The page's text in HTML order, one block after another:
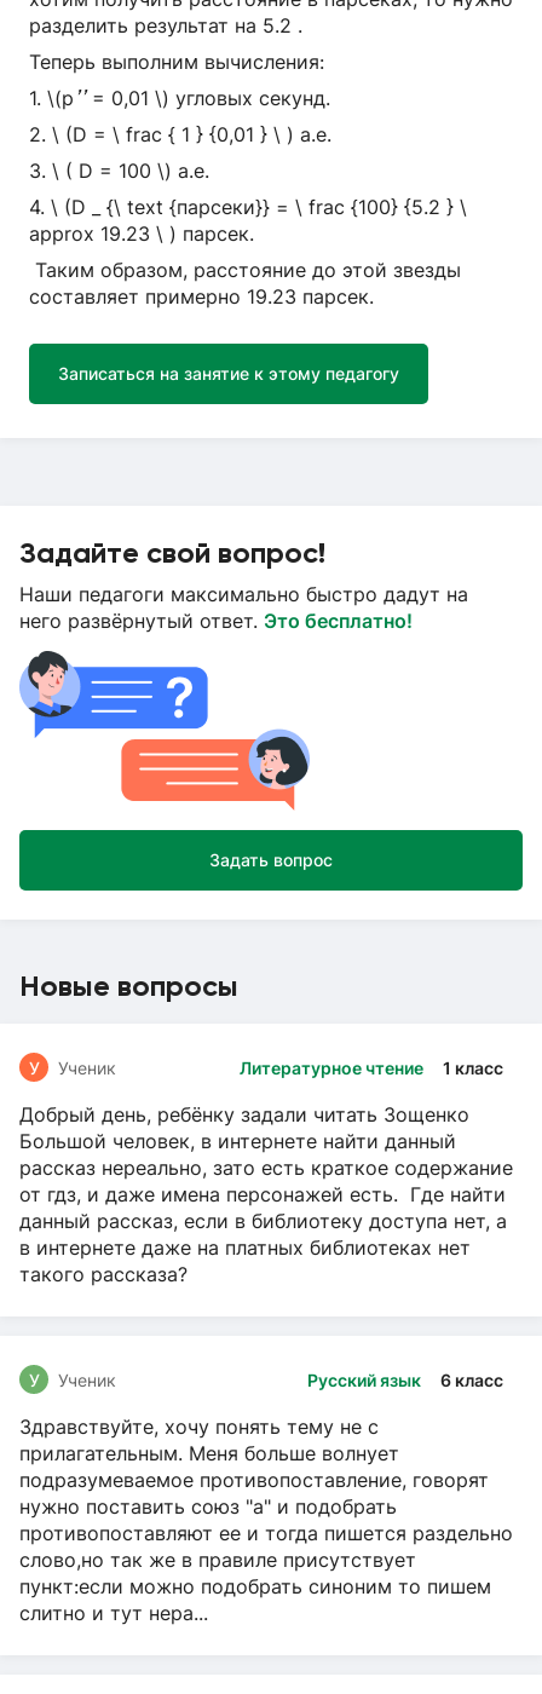
разделить результат на 5.2 .
Теперь выполним вычисления:
1. \(р ''
″= 0,01 \) угловых секунд.
2. \ (D = \ frac { 1 } {0,01 } \ ) a.e.
3. \ ( D = 100 \) a.e.
4. \ (D _ {\ text {парсеки}} = \ frac {100} {5.2 } \
approx 19.23 \ ) парсек.
Таким образом, расстояние до этой звезды
составляет примерно 19.23 парсек.
Записаться на занятие к этому педагогу
Задайте свой вопрос!
Наши педагоги максимально быстро дадут на
него развёрнутый ответ. Это бесплатно!
Задать вопрос
Новые вопросы
Литературное чтение 1 класс
У Ученик
Добрый день, ребёнку задали читать Зощенко
Большой человек, в интернете найти данный
рассказ нереально, зато есть краткое содержание
от гдз, и даже имена персонажей есть. Где найти
данный рассказ, если в библиотеку доступа нет, а
в интернете даже на платных библиотеках нет
такого рассказа?
Русский язык 6 класс
У Ученик
Здравствуйте, хочу понять тему не с
прилагательным. Меня больше волнует
подразумеваемое противопоставление, говорят
нужно поставить союз "а" и подобрать
противопоставляют ее и тогда пишется раздельно
слово,но так же в правиле присутствует
пункт:если можно подобрать синоним то пишем
слитно и тут нера...